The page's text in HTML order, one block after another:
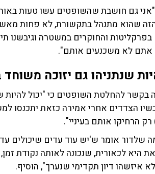
גם חושבת שהשופטים עשו טעות
שהוא מתנהל בתקשורת, לא פחות
והחוקרים במשטרה וגיבשנו
לא משכנעים אותם".
שנתניהו גם יזוכה
בקשר להחלטת השופטים כי "יכול להיות
הרחיקו אותם בעיניי".
שלדור אומר ש'יש עוד עדים שיכולים
היא לכאורית, שנכונה לאותה נקודת
איזשהו דיון תקדימי שנערך", הוסיף.